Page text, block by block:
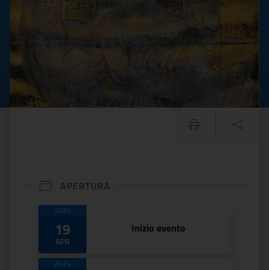
APERTURA
Date di apertura
2024
19
APR
Inizio evento
2024